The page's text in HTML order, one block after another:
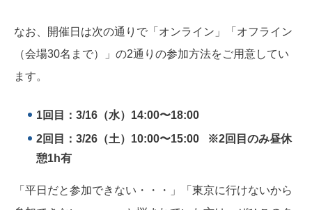
なお、開催日は次の通りで「オンライン」「オフライン
（会場30名まで）」の2通りの参加方法をご用意してい
ます。
1回目：3/16（水）14:00〜18:00
2回目：3/26（土）10:00〜15:00 ※2回目のみ昼休
憩1h有
「平日だと参加できない・・・」「東京に行けないから